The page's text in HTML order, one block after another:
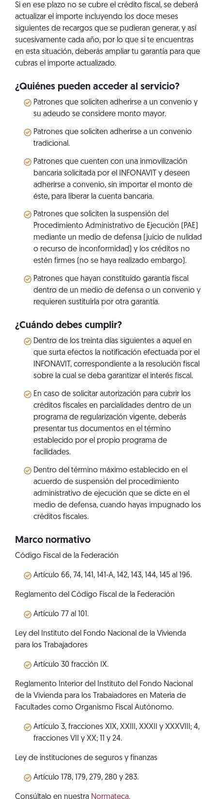
Si en ese plazo no se cubre el crédito fiscal, se deberá
actualizar el importe incluyendo los doce meses
siguientes de recargos que se pudieran generar, y así
sucesivamente cada año, por lo que si te encuentras
en esta situación, deberás ampliar tu garantía para que
cubras el importe actualizado.
¿Quiénes pueden acceder al servicio?
Patrones que soliciten adherirse a un convenio y
su adeudo se considere monto mayor.
Patrones que soliciten adherirse a un convenio
tradicional.
Patrones que cuenten con una inmovilización
bancaria solicitada por el INFONAVIT y deseen
adherirse a convenio, sin importar el monto de
éste, para liberar la cuenta bancaria.
Patrones que soliciten la suspensión del
Procedimiento Administrativo de Ejecución (PAE)
mediante un medio de defensa (juicio de nulidad
o recurso de inconformidad) y los créditos no
estén firmes (no se haya realizado embargo).
Patrones que hayan constituido garantía fiscal
dentro de un medio de defensa o un convenio y
requieren sustituirla por otra garantía.
¿Cuándo debes cumplir?
Dentro de los treinta días siguientes a aquel en
que surta efectos la notificación efectuada por el
INFONAVIT, correspondiente a la resolución fiscal
sobre la cual se deba garantizar el interés fiscal.
En caso de solicitar autorización para cubrir los
créditos fiscales en parcialidades dentro de un
programa de regularización vigente, deberás
presentar tus documentos en el término
establecido por el propio programa de
facilidades.
Dentro del término máximo establecido en el
acuerdo de suspensión del procedimiento
administrativo de ejecución que se dicte en el
medio de defensa, cuando hayas impugnado los
créditos fiscales.
Marco normativo
Código Fiscal de la Federación
Artículo 66, 74, 141, 141-A, 142, 143, 144, 145 al 196.
Reglamento del Código Fiscal de la Federación
Artículo 77 al 101.
Ley del Instituto del Fondo Nacional de la Vivienda
para los Trabajadores
Artículo 30 fracción IX.
Reglamento Interior del Instituto del Fondo Nacional
de la Vivienda para los Trabaiadores en Materia de
Facultades como Organismo Fiscal Autónomo.
Artículo 3, fracciones XIX, XXIII, XXXII y XXXVIII; 4,
fracciones VII y XX; 11 y 24.
Ley de instituciones de seguros y finanzas
Artículo 178, 179, 279, 280 y 283.
Consúltalo en nuestra Normateca.